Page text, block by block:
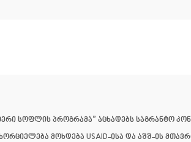
სოფლის პროგრამა” აცხადებს საგრანტო
მოხდება USAID-ისა და აშშ-ის